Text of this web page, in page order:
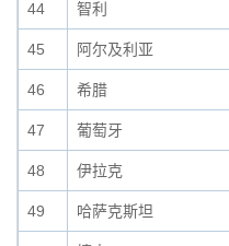
44 智利
45 阿尔及利亚
46 希腊
47 葡萄牙
48 伊拉克
49 哈萨克斯坦